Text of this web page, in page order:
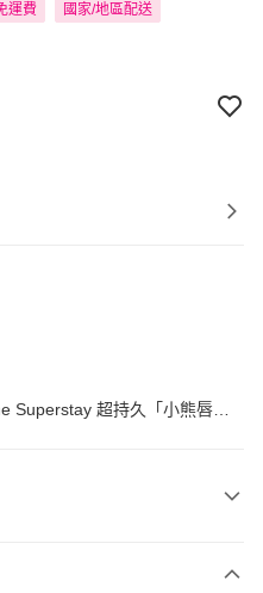
運費 國家/地區配送
Superstay 超持久「小熊唇